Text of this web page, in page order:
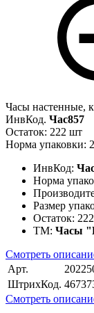
Часы настенные,
ИнвКод. Час857
Остаток: 222 шт
Норма упаковки:
ИнвКод:
Норма
Размер
Остаток:
ТМ: Часы
Смотреть
Арт.
ШтрихКод.
Смотреть